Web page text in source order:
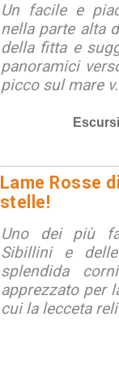
Un facile e
nella parte alta
della fitta e
panoramici
picco sul mare
Lame Rosse
stelle!
Uno dei più
Sibillini e
splendida
apprezzato per
cui la lecceta